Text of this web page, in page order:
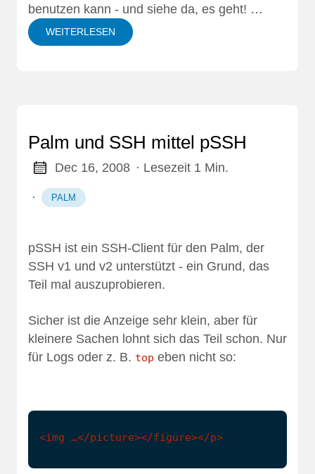
benutzen kann - und siehe da, es geht! …
WEITERLESEN
Palm und SSH mittel pSSH
Dec 16, 2008 · Lesezeit 1 Min.
· PALM
pSSH ist ein SSH-Client für den Palm, der
SSH v1 und v2 unterstützt - ein Grund, das
Teil mal auszuprobieren.
Sicher ist die Anzeige sehr klein, aber für
kleinere Sachen lohnt sich das Teil schon. Nur
für Logs oder z. B. top eben nicht so:
<img …</picture></figure></p>